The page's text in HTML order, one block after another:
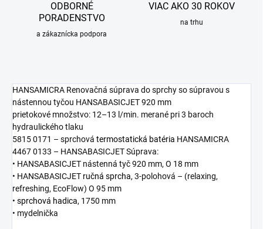
ODBORNÉ
PORADENSTVO
a zákaznícka podpora
VIAC AKO 30 ROKOV
na trhu
HANSAMICRA Renovačná súprava do sprchy so súpravou s
nástennou tyčou HANSABASICJET 920 mm
prietokové množstvo: 12–13 l/min. merané pri 3 baroch
hydraulického tlaku
5815 0171 – sprchová termostatická batéria HANSAMICRA
4467 0133 – HANSABASICJET Súprava:
• HANSABASICJET nástenná tyč 920 mm, O 18 mm
• HANSABASICJET ručná sprcha, 3-polohová – (relaxing,
refreshing, EcoFlow) O 95 mm
• sprchová hadica, 1750 mm
• mydelnička